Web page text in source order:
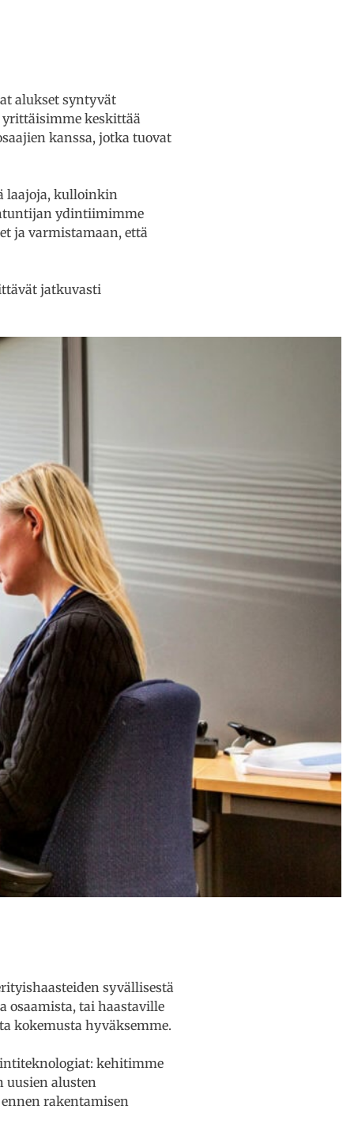
alukset syntyvät
keskittää
kanssa, jotka tuovat
laajoja, kulloinkin
ydintiimimme
ja varmistamaan, että
jatkuvasti
syvällisestä
osaamista, tai haastaville
kokemusta hyväksemme.
kehitimme
alusten
rakentamisen